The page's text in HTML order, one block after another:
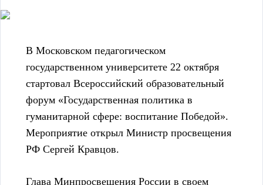
В Московском педагогическом
государственном университете 22 октября
стартовал Всероссийский образовательный
форум «Государственная политика в
гуманитарной сфере: воспитание Победой».
Мероприятие открыл Министр просвещения
РФ Сергей Кравцов.
Глава Минпросвещения России в своем